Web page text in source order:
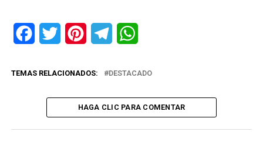
FacebookTwitter PinterestTelegram
TEMAS RELACIONADOS: DESTACADO
HAGA CLIC PARA COMENTAR